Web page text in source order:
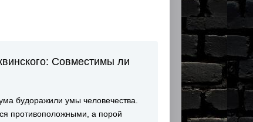
Совместимы ли
будоражили умы человечества.
противоположными, а порой